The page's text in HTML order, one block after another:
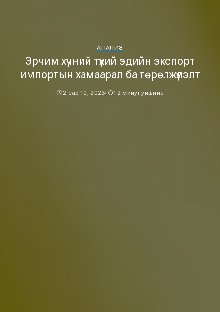
АНАЛИЗ
Эрчим хүчний түүхий эдийн экспорт
импортын хамаарал ба төрөлжүүлэлт
2 сар 10, 2023 12 минут уншина